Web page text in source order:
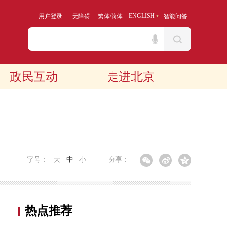
用户登录 无障碍 繁体/简体 ENGLISH 智能问答
政民互动 走进北京
分享：
字号： 大 中 小
热点推荐